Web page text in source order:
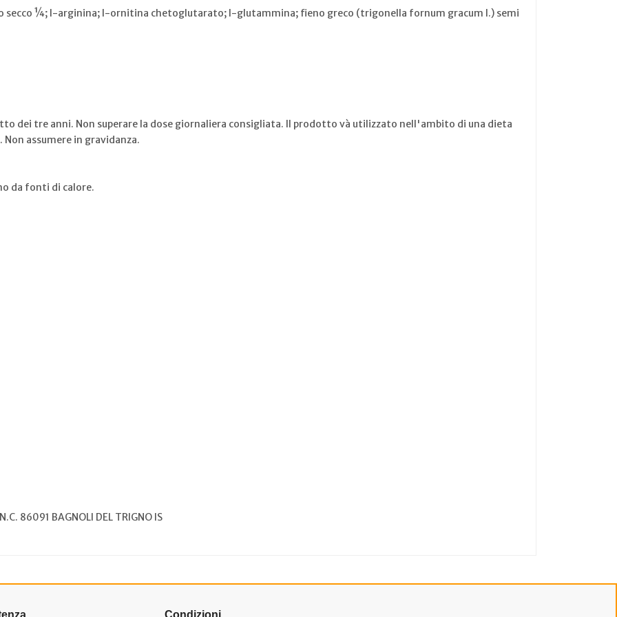
secco ¼; l-arginina; l-ornitina chetoglutarato; l-glutammina; fieno greco (trigonella fornum gracum l.) semi
dei tre anni. Non superare la dose giornaliera consigliata. Il prodotto và utilizzato nell'ambito di una dieta
assumere in gravidanza.
da fonti di calore.
86091 BAGNOLI DEL TRIGNO IS
Condizioni